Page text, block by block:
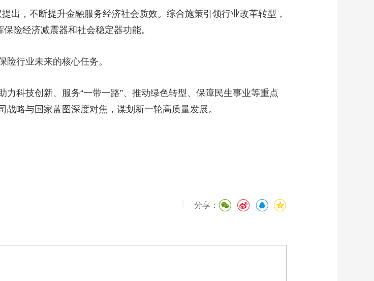
，不断提升金融服务经济社会质效。综合施策引领行业改革转型，
险经济减震器和社会稳定器功能。
行业未来的核心任务。
技创新、服务“一带一路”、推动绿色转型、保障民生事业等重点
略与国家蓝图深度对焦，谋划新一轮高质量发展。
分享：